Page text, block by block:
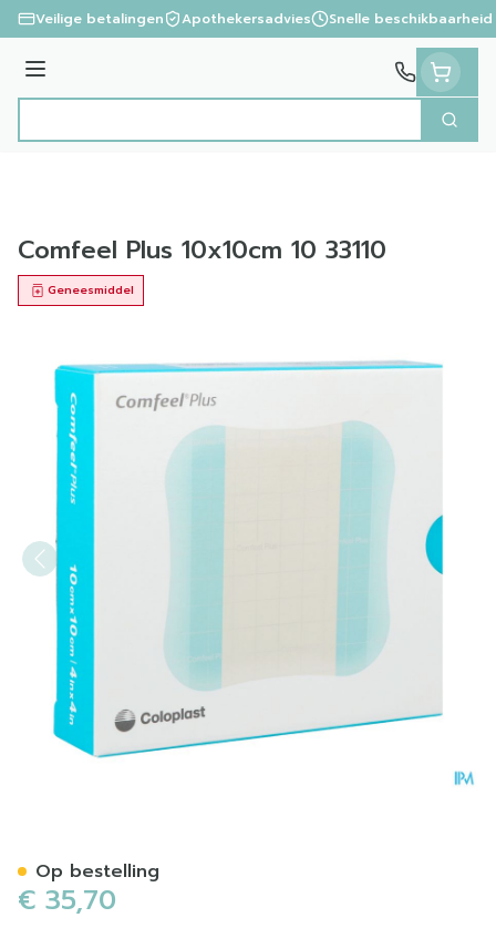
Ga naar de inhoud
Veilige betalingen Apothekersadvies Snelle beschikbaarheid
Menu
Zoek
Comfeel Plus 10x10cm 10 33110
Geneesmiddel
€ 35,70
Op bestelling